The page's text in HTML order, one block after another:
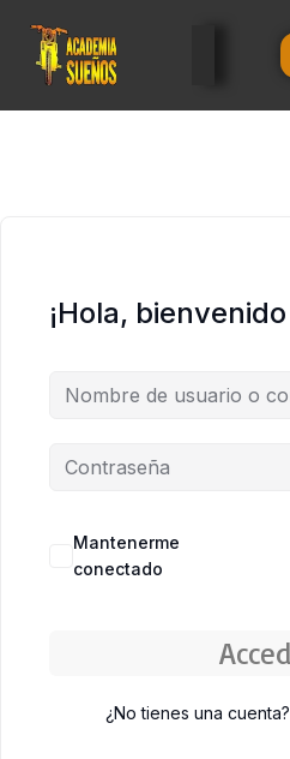
¡Hola,
Mantenerme
conectado
¿No tienes una cuenta?